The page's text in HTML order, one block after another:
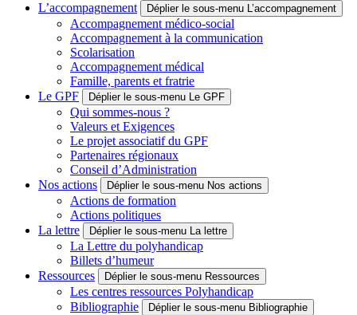
L’accompagnement
Déplier le sous-menu L’accompagnement
Accompagnement médico-social
Accompagnement à la communication
Scolarisation
Accompagnement médical
Famille, parents et fratrie
Le GPF
Déplier le sous-menu Le GPF
Qui sommes-nous ?
Valeurs et Exigences
Le projet associatif du GPF
Partenaires régionaux
Conseil d’Administration
Nos actions
Déplier le sous-menu Nos actions
Actions de formation
Actions politiques
La lettre
Déplier le sous-menu La lettre
La Lettre du polyhandicap
Billets d’humeur
Ressources
Déplier le sous-menu Ressources
Les centres ressources Polyhandicap
Bibliographie
Déplier le sous-menu Bibliographie